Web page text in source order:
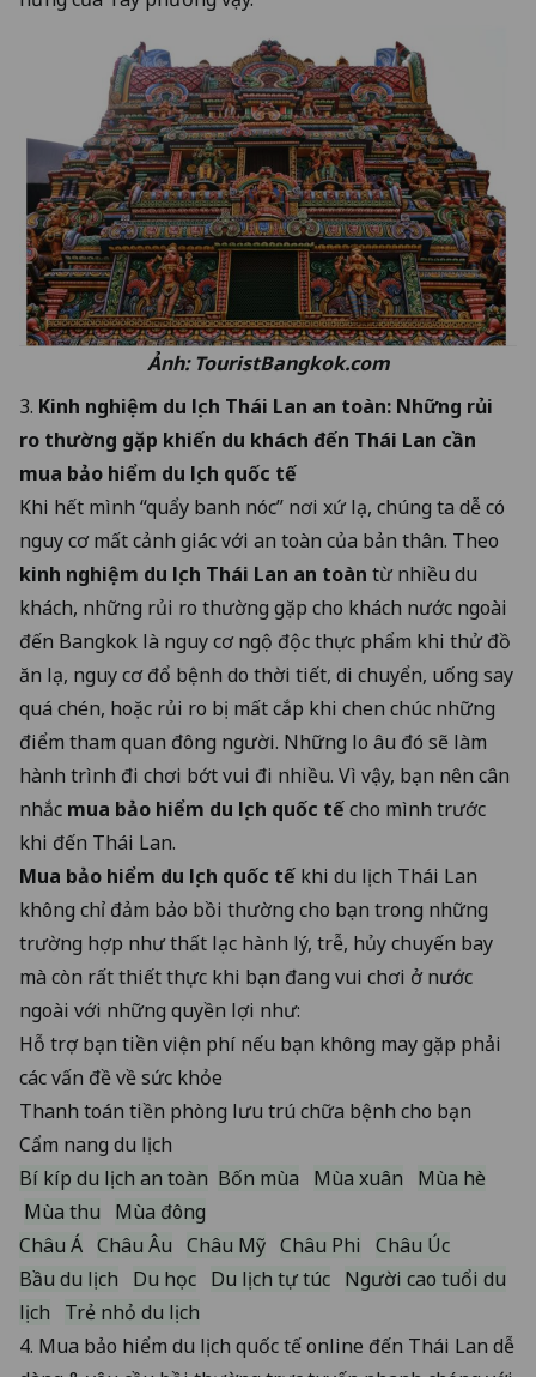
Ảnh: TouristBangkok.com
3. Kinh nghiệm du lịch Thái Lan an toàn: Những rủi
ro thường gặp khiến du khách đến Thái Lan cần
mua bảo hiểm du lịch quốc tế
Khi hết mình “quẩy banh nóc” nơi xứ lạ, chúng ta dễ có
nguy cơ mất cảnh giác với an toàn của bản thân. Theo
kinh nghiệm du lịch Thái Lan an toàn từ nhiều du
khách, những rủi ro thường gặp cho khách nước ngoài
đến Bangkok là nguy cơ ngộ độc thực phẩm khi thử đồ
ăn lạ, nguy cơ đổ bệnh do thời tiết, di chuyển, uống say
quá chén, hoặc rủi ro bị mất cắp khi chen chúc những
điểm tham quan đông người. Những lo âu đó sẽ làm
hành trình đi chơi bớt vui đi nhiều. Vì vậy, bạn nên cân
nhắc mua bảo hiểm du lịch quốc tếcho mình trước
khi đến Thái Lan.
Mua bảo hiểm du lịch quốc tế khi du lịch Thái Lan
không chỉ đảm bảo bồi thường cho bạn trong những
trường hợp như thất lạc hành lý, trễ, hủy chuyến bay
mà còn rất thiết thực khi bạn đang vui chơi ở nước
ngoài với những quyền lợi như:
Hỗ trợ bạn tiền viện phí nếu bạn không may gặp phải
các vấn đề về sức khỏe
Thanh toán tiền phòng lưu trú chữa bệnh cho bạn
Cẩm nang du lịch
Bí kíp du lịch an toàn Bốn mùa Mùa xuân
Mùa hè
Mùa thu
Mùa đông
Châu Á Châu Âu Châu Mỹ Châu Phi
Châu Úc
Bầu du lịch
Du học Du lịch tự túc Người cao tuổi du
lịch
Trẻ nhỏ du lịch
4. Mua bảo hiểm du lịch quốc tế online đến Thái Lan dễ